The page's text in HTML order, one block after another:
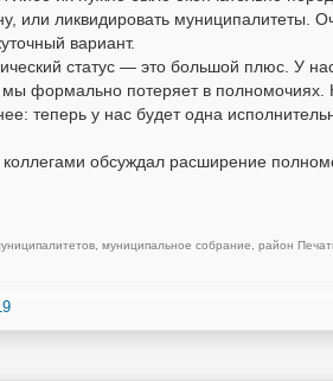
или ликвидировать муниципалитеты.
вариант.
статус — это большой плюс. У нас
мы формально потеряет в
теперь у нас будет одна
коллегами обсуждал расширение
муниципальное собрание район